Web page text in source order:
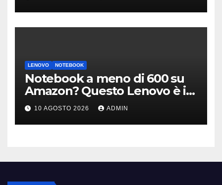
LENOVO NOTEBOOK
Notebook a meno di 600 su
Amazon? Questo Lenovo è il
modello giusto (anche a rate)
10 AGOSTO 2026 ADMIN